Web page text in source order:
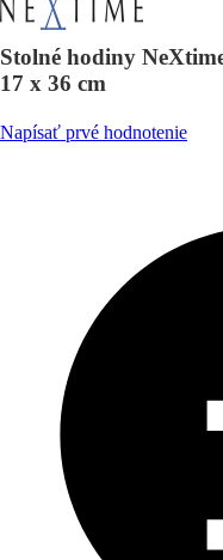
Stolné hodiny
17 x 36 cm
Napísať prvé hodnotenie